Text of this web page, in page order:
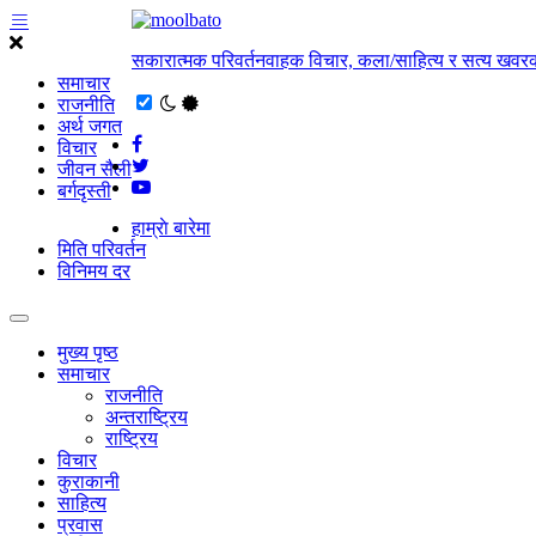
समाचार
राजनीति
अर्थ जगत
विचार
जीवन सैली
बर्गदृस्ती
सकारात्मक परिवर्तनवाहक विचार, कला/साहित्य र सत्य
हाम्राे बारेमा
मिति परिवर्तन
विनिमय दर
मुख्य पृष्ठ
समाचार
राजनीति
अन्तराष्ट्रिय
राष्ट्रिय
विचार
कुराकानी
साहित्य
प्रवास